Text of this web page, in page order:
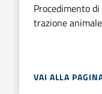
Procedimento
trazione animale
VAI ALLA